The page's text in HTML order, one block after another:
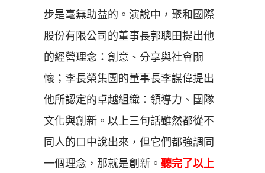
步是毫無助益的。演說中，聚和國際
股份有限公司的董事長郭聰田提出他
的經營理念：創意、分享與社會關
懷；李長榮集團的董事長李謀偉提出
他所認定的卓越組織：領導力、團隊
文化與創新。以上三句話雖然都從不
同人的口中說出來，但它們都強調同
一個理念，那就是創新。 聽完了以上